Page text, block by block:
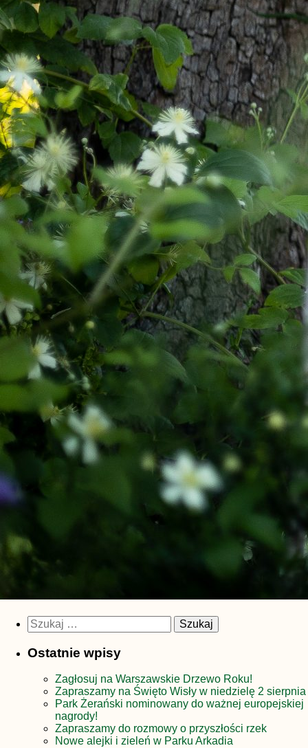
Szukaj:
Ostatnie wpisy
Zagłosuj na Warszawskie Drzewo Roku!
Zapraszamy na Święto Wisły w niedzielę 2 sierpnia
Park Żerański nominowany do ważnej europejskiej
nagrody!
Zapraszamy do rozmowy o przyszłości rzek
Nowe alejki i zieleń w Parku Arkadia